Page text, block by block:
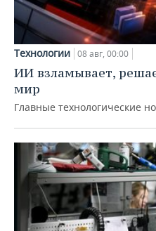
Технологии 08 авг, 00:00
ИИ взламывает,
мир
Главные технологические